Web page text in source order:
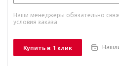
Наши менеджеры обязательно
условия заказа
Купить в 1 клик